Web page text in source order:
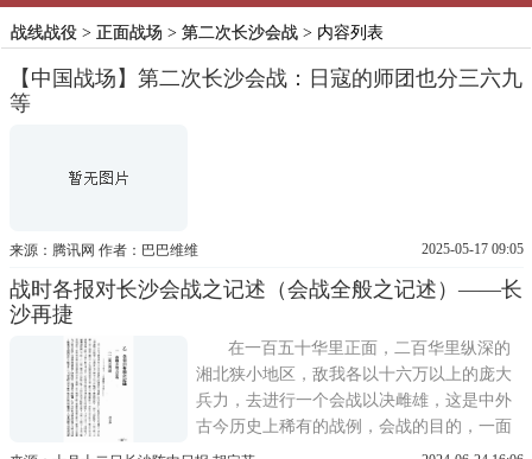
战线战役> 正面战场 > 第二次长沙会战> 内容列表
【中国战场】第二次长沙会战：日寇的师团也分三六九
等
来源：腾讯网 作者：巴巴维维 2025-05-17 09:05
战时各报对长沙会战之记述（会战全般之记述）——长
沙再捷
在一百五十华里正面，二百华里纵深的
湘北狭小地区，敌我各以十六万以上的庞大
兵力，去进行一个会战以决雌雄，这是中外
古今历史上稀有的战例，会战的目的，一面
在攻取长沙，一面在保卫长沙。长沙地居湖